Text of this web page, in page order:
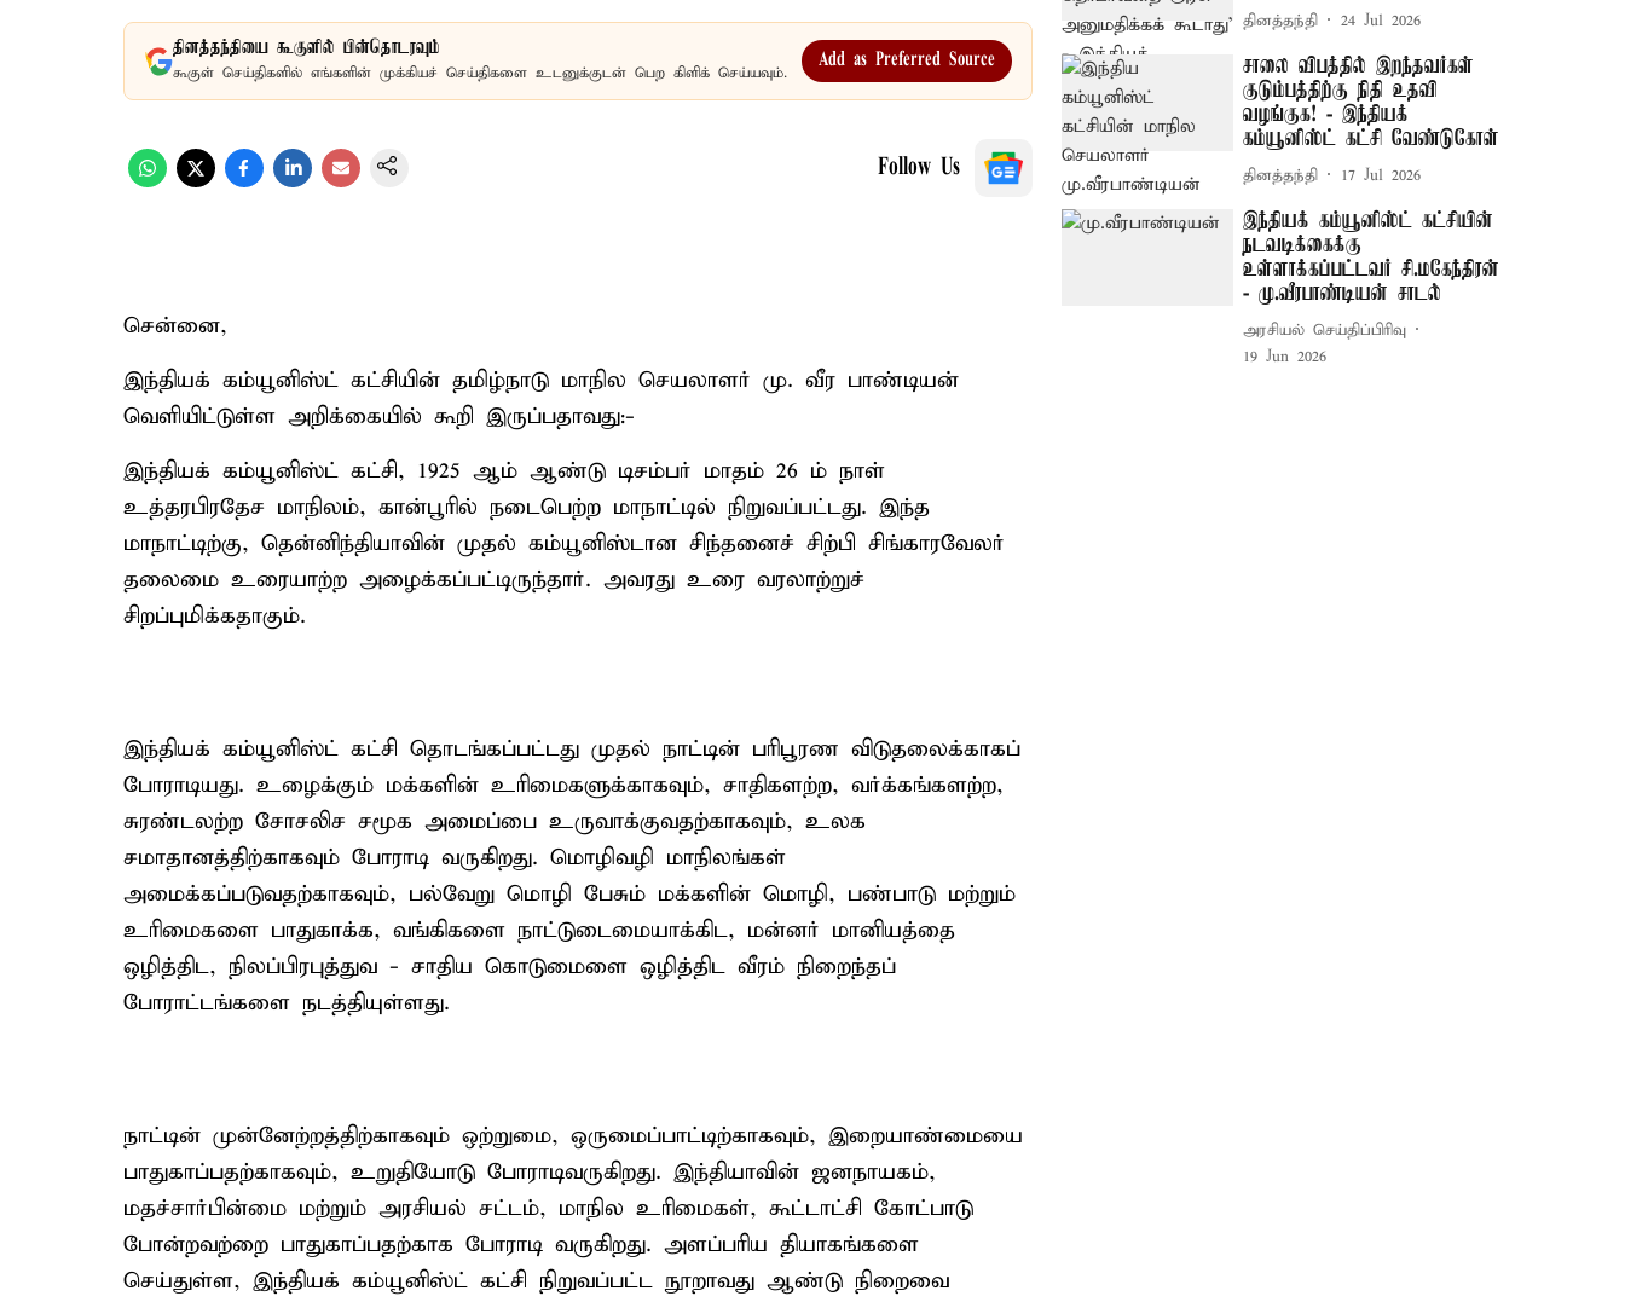
தினத்தந்தியை கூகுளில் பின்தொடரவும்
கூகுள் செய்திகளில் எங்களின் முக்கியச் செய்திகளை உடனுக்குடன் பெற கிளிக் செய்யவும்.
Add as Preferred Source
Follow Us
சென்னை,
இந்தியக் கம்யூனிஸ்ட் கட்சியின் தமிழ்நாடு மாநில செயலாளர் மு. வீர பாண்டியன்
வெளியிட்டுள்ள அறிக்கையில் கூறி இருப்பதாவது:-
இந்தியக் கம்யூனிஸ்ட் கட்சி, 1925 ஆம் ஆண்டு டிசம்பர் மாதம் 26 ம் நாள்
உத்தரபிரதேச மாநிலம், கான்பூரில் நடைபெற்ற மாநாட்டில் நிறுவப்பட்டது. இந்த
மாநாட்டிற்கு, தென்னிந்தியாவின் முதல் கம்யூனிஸ்டான சிந்தனைச் சிற்பி சிங்காரவேலர்
தலைமை உரையாற்ற அழைக்கப்பட்டிருந்தார். அவரது உரை வரலாற்றுச்
சிறப்புமிக்கதாகும்.
இந்தியக் கம்யூனிஸ்ட் கட்சி தொடங்கப்பட்டது முதல் நாட்டின் பரிபூரண விடுதலைக்காகப்
போராடியது. உழைக்கும் மக்களின் உரிமைகளுக்காகவும், சாதிகளற்ற, வர்க்கங்களற்ற,
சுரண்டலற்ற சோசலிச சமூக அமைப்பை உருவாக்குவதற்காகவும், உலக
சமாதானத்திற்காகவும் போராடி வருகிறது. மொழிவழி மாநிலங்கள்
அமைக்கப்படுவதற்காகவும், பல்வேறு மொழி பேசும் மக்களின் மொழி, பண்பாடு மற்றும்
உரிமைகளை பாதுகாக்க, வங்கிகளை நாட்டுடைமையாக்கிட, மன்னர் மானியத்தை
ஒழித்திட, நிலப்பிரபுத்துவ - சாதிய கொடுமைளை ஒழித்திட வீரம் நிறைந்தப்
போராட்டங்களை நடத்தியுள்ளது.
நாட்டின் முன்னேற்றத்திற்காகவும் ஒற்றுமை, ஒருமைப்பாட்டிற்காகவும், இறையாண்மையை
பாதுகாப்பதற்காகவும், உறுதியோடு போராடிவருகிறது. இந்தியாவின் ஜனநாயகம்,
மதச்சார்பின்மை மற்றும் அரசியல் சட்டம், மாநில உரிமைகள், கூட்டாட்சி கோட்பாடு
போன்றவற்றை பாதுகாப்பதற்காக போராடி வருகிறது. அளப்பரிய தியாகங்களை
செய்துள்ள, இந்தியக் கம்யூனிஸ்ட் கட்சி நிறுவப்பட்ட நூறாவது ஆண்டு நிறைவை
தினத்தந்தி 24 Jul 2026
சாலை விபத்தில் இறந்தவர்கள்
குடும்பத்திற்கு நிதி உதவி
வழங்குக! - இந்தியக்
கம்யூனிஸ்ட் கட்சி வேண்டுகோள்
தினத்தந்தி 17 Jul 2026
இந்தியக் கம்யூனிஸ்ட் கட்சியின்
நடவடிக்கைக்கு
உள்ளாக்கப்பட்டவர் சி.மகேந்திரன்
- மு.வீரபாண்டியன் சாடல்
அரசியல் செய்திப்பிரிவு
19 Jun 2026